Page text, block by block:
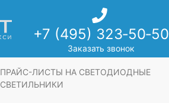
+7 (495) 323‑50‑50
Заказать звонок
ПРАЙС-ЛИСТЫ НА СВЕТОДИОДНЫЕ
СВЕТИЛЬНИКИ